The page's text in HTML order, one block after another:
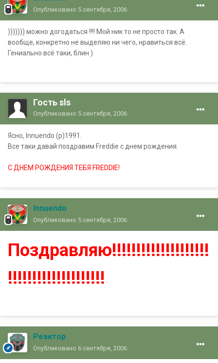
Опубликовано 5 сентября, 2006
))))))) можно догодаться !!!! Мой ник то не просто так. А
вообще, конкретно не выделяю ни чего, нравиться всё.
Гениально всё таки, блин )
Гость sls
Опубликовано 5 сентября, 2006
Ясно, Innuendo (p)1991.
Все таки давай поздравим Freddie с днем рождения.
С ДНЕМ РОЖДЕНИЯ ТЕБЯ FREDDIE!
Innuendo
Опубликовано 5 сентября, 2006
Поздравляю!!!!!!!!!!!!!!!!!!!!
!!!!!!!!!!!!!!!!!!!!
Реактор
Опубликовано 6 сентября, 2006